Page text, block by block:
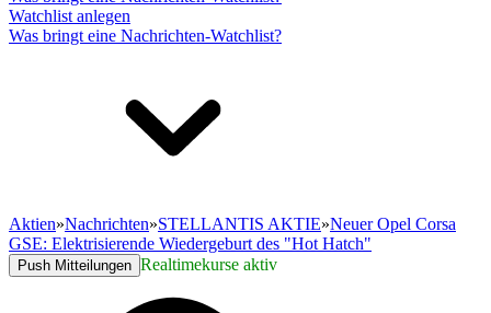
Watchlist anlegen
Was bringt eine Nachrichten-Watchlist?
Aktien»Nachrichten»STELLANTIS AKTIE»Neuer Opel Corsa
GSE: Elektrisierende Wiedergeburt des "Hot Hatch"
Push Mitteilungen Realtimekurse aktiv